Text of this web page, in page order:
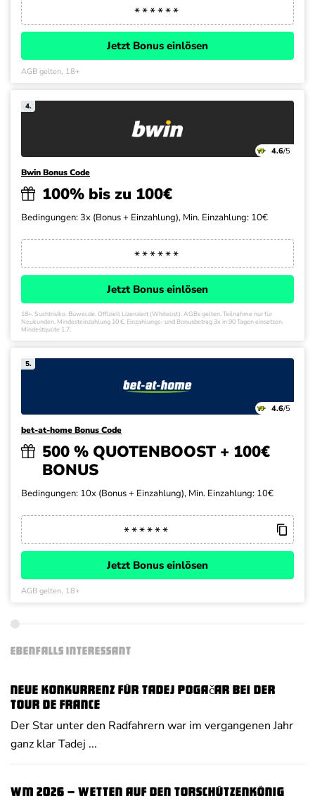
Jetzt Bonus einlösen
AGB gelten, 18+
4.
4.6/5
Bwin Bonus Code
100% bis zu 100€
Bedingungen: 3x (Bonus + Einzahlung), Min. Einzahlung: 10€
Jetzt Bonus einlösen
18+. Suchtrisiko. Buwei.de. Offiziell Lizenziert (Whitelist). AGBs gelten. Teilnahme nur für
Neukunden. Mindesteinzahlung 10 €. Einzahlungs- und Bonusbetrag 3x in 90 Tagen einsetzen.
Mindestquote 1.7.
5.
4.6/5
bet-at-home Bonus Code
500 % QUOTENBOOST + 100€
BONUS
Bedingungen: 10x (Bonus + Einzahlung), Min. Einzahlung: 10€
Jetzt Bonus einlösen
AGB gelten, 18+
EBENFALLS INTERESSANT
Neue Konkurrenz für Tadej Pogačar bei der
Tour de France
Der Star unter den Radfahrern war im vergangenen Jahr
ganz klar Tadej ...
WM 2026 – Wetten auf den Torschützenkönig